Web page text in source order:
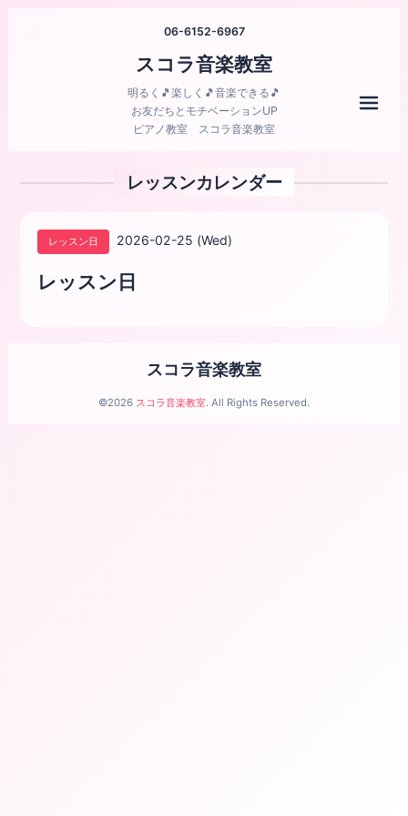
06-6152-6967
スコラ音楽教室
明るく🎵楽しく🎵音楽できる🎵
お友だちとモチベーションUP
ピアノ教室 スコラ音楽教室
レッスンカレンダー
レッスン日 2026-02-25 (Wed)
レッスン日
スコラ音楽教室
©2026 スコラ音楽教室. All Rights Reserved.